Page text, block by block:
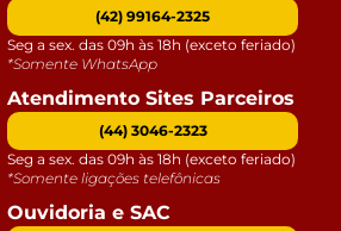
(42) 99164-2325
Seg a sex. das 09h às 18h (exceto feriado)
*Somente WhatsApp
Atendimento Sites Parceiros
(44) 3046-2323
Seg a sex. das 09h às 18h (exceto feriado)
*Somente ligações telefônicas
Ouvidoria e SAC